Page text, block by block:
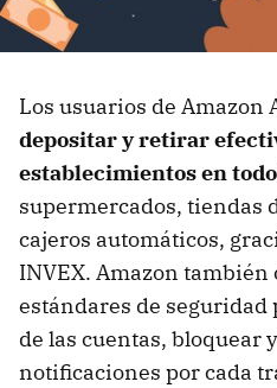
Los usuarios de Amazon
depositar y retirar
establecimientos en
supermercados, tiendas
cajeros automáticos,
INVEX. Amazon
estándares de
de las cuentas, bloquear
notificaciones por cada